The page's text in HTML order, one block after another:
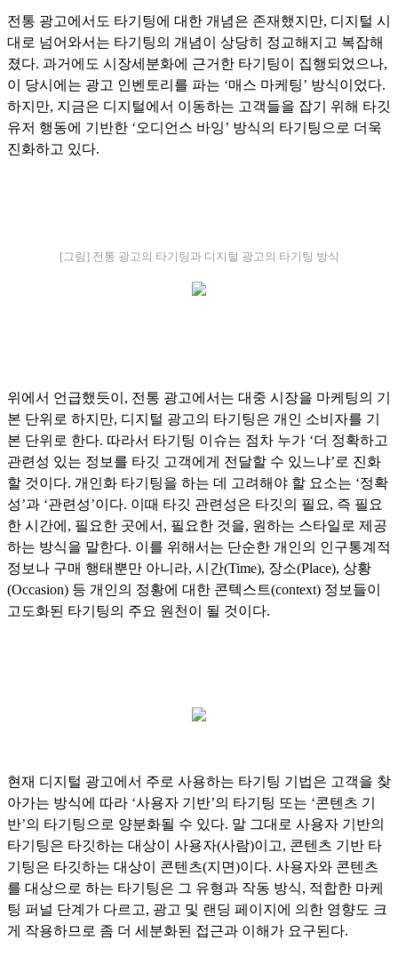
전통 광고에서도 타기팅에 대한 개념은 존재했지만, 디지털 시
대로 넘어와서는 타기팅의 개념이 상당히 정교해지고 복잡해
졌다. 과거에도 시장세분화에 근거한 타기팅이 집행되었으나,
이 당시에는 광고 인벤토리를 파는 ‘매스 마케팅’ 방식이었다.
하지만, 지금은 디지털에서 이동하는 고객들을 잡기 위해 타깃
유저 행동에 기반한 ‘오디언스 바잉’ 방식의 타기팅으로 더욱
진화하고 있다.
[그림] 전통 광고의 타기팅과 디지털 광고의 타기팅 방식
위에서 언급했듯이, 전통 광고에서는 대중 시장을 마케팅의 기
본 단위로 하지만, 디지털 광고의 타기팅은 개인 소비자를 기
본 단위로 한다. 따라서 타기팅 이슈는 점차 누가 ‘더 정확하고
관련성 있는 정보를 타깃 고객에게 전달할 수 있느냐’로 진화
할 것이다. 개인화 타기팅을 하는 데 고려해야 할 요소는 ‘정확
성’과 ‘관련성’이다. 이때 타깃 관련성은 타깃의 필요, 즉 필요
한 시간에, 필요한 곳에서, 필요한 것을, 원하는 스타일로 제공
하는 방식을 말한다. 이를 위해서는 단순한 개인의 인구통계적
정보나 구매 행태뿐만 아니라, 시간(Time), 장소(Place), 상황
(Occasion) 등 개인의 정황에 대한 콘텍스트(context) 정보들이
고도화된 타기팅의 주요 원천이 될 것이다.
현재 디지털 광고에서 주로 사용하는 타기팅 기법은 고객을 찾
아가는 방식에 따라 ‘사용자 기반’의 타기팅 또는 ‘콘텐츠 기
반’의 타기팅으로 양분화될 수 있다. 말 그대로 사용자 기반의
타기팅은 타깃하는 대상이 사용자(사람)이고, 콘텐츠 기반 타
기팅은 타깃하는 대상이 콘텐츠(지면)이다. 사용자와 콘텐츠
를 대상으로 하는 타기팅은 그 유형과 작동 방식, 적합한 마케
팅 퍼널 단계가 다르고, 광고 및 랜딩 페이지에 의한 영향도 크
게 작용하므로 좀 더 세분화된 접근과 이해가 요구된다.